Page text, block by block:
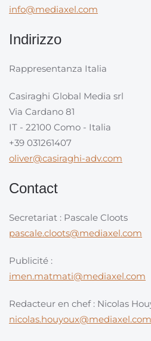
info@mediaxel.com
Indirizzo
Rappresentanza Italia
Casiraghi Global Media srl
Via Cardano 81
IT - 22100 Como - Italia
+39 031261407
oliver@casiraghi-adv.com
Contact
Secretariat : Pascale Cloots
pascale.cloots@mediaxel.com
Publicité :
imen.matmati@mediaxel.com
Redacteur en chef : Nicolas
nicolas.houyoux@mediaxel.com